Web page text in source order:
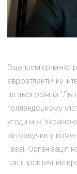
Віцепрем'єр-
євроатлантичну
на цьогорічній
голландському
угоди між
він озвучив у
Гаазі. Організація
так і практичним